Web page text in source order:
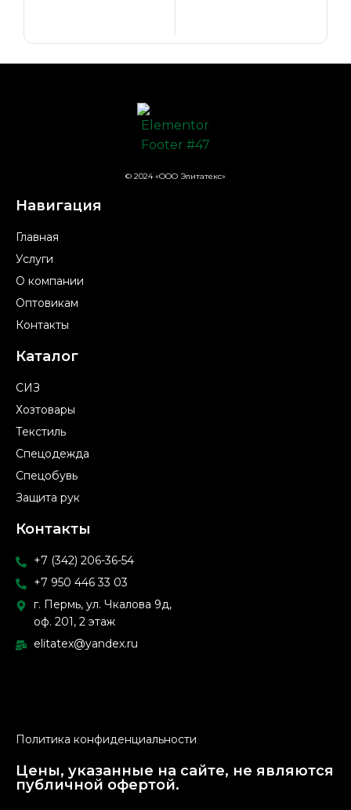
© 2024 «ООО Элитатекс»
Навигация
Главная
Услуги
О компании
Оптовикам
Контакты
Каталог
СИЗ
Хозтовары
Текстиль
Спецодежда
Спецобувь
Защита рук
Контакты
+7 (342) 206-36-54
+7 950 446 33 03
г. Пермь, ул. Чкалова 9д,
оф. 201, 2 этаж
elitatex@yandex.ru
Политика конфиденциальности
Цены, указанные на сайте, не являются
публичной офертой.